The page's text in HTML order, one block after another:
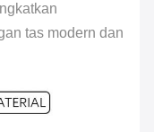
tas modern dan